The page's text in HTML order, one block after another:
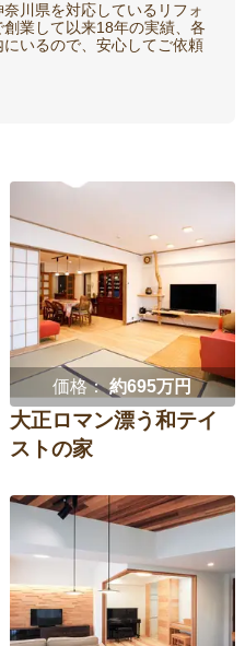
川県を対応しているリフォ
業して以来18年の実績、各
いるので、安心してご依頼
価格：約695万円
大正ロマン漂う和テイ
ストの家